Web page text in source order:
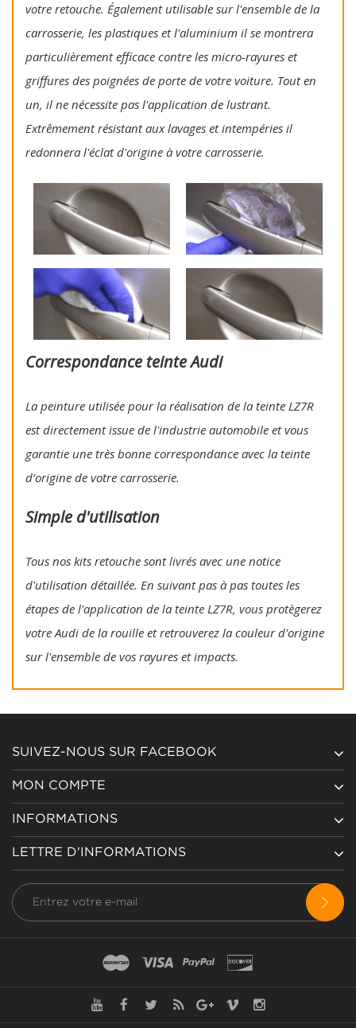
votre retouche. Également utilisable sur l'ensemble de la
carrosserie, les plastiques et l'aluminium il se montrera
particulièrement efficace contre les micro-rayures et
griffures des poignées de porte de votre voiture. Tout en
un, il ne nécessite pas l'application de lustrant.
Extrêmement résistant aux lavages et intempéries il
redonnera l'éclat d'origine à votre carrosserie.
Correspondance teinte Audi
La peinture utilisée pour la réalisation de la teinte LZ7R
est directement issue de l'industrie automobile et vous
garantie une très bonne correspondance avec la teinte
d’origine de votre carrosserie.
Simple d'utilisation
Tous nos kits retouche sont livrés avec une notice
d'utilisation détaillée. En suivant pas à pas toutes les
étapes de l'application de la teinte LZ7R, vous protègerez
votre Audi de la rouille et retrouverez la couleur d'origine
sur l'ensemble de vos rayures et impacts.
SUIVEZ-NOUS SUR FACEBOOK
MON COMPTE
INFORMATIONS
LETTRE D'INFORMATIONS